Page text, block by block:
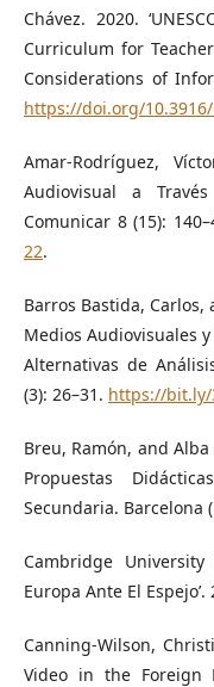
Chávez. 2020.
Curriculum for
Considerations of
https://doi.org/10.3916/
Amar-Rodríguez,
Audiovisual a
Comunicar 8 (15):
22.
Barros Bastida, Carlos,
Medios Audiovisuales
Alternativas de
(3): 26–31. https://bit.ly/
Breu, Ramón, and
Propuestas
Secundaria. Barcelona
Cambridge University
Europa Ante El Espejo’.
Canning-Wilson,
Video in the Foreign